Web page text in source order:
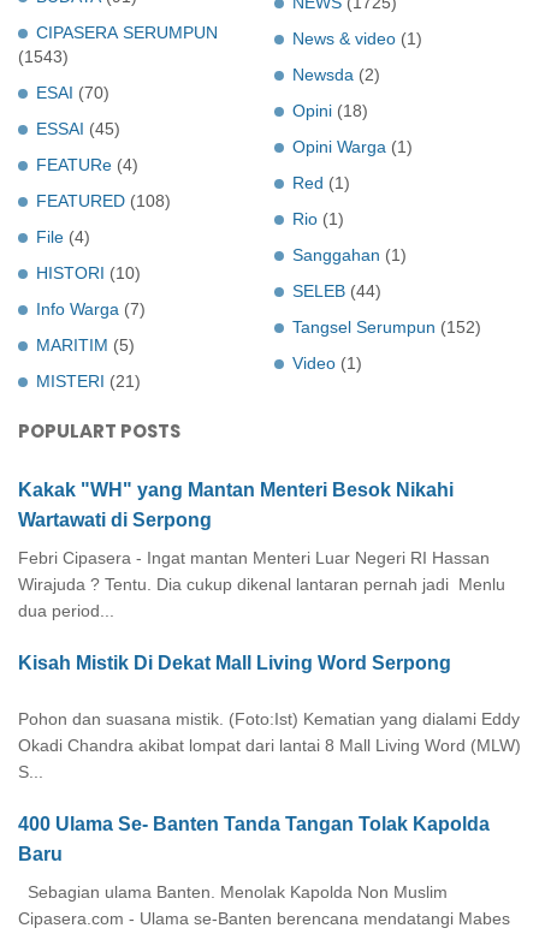
CIPASERA SERUMPUN
(1543)
ESAI (70)
ESSAI (45)
FEATURe (4)
FEATURED (108)
File (4)
HISTORI (10)
Info Warga (7)
MARITIM (5)
MISTERI (21)
News & video (1)
Newsda (2)
Opini (18)
Opini Warga (1)
Red (1)
Rio (1)
Sanggahan (1)
SELEB (44)
Tangsel Serumpun (152)
Video (1)
POPULART POSTS
Kakak "WH" yang Mantan Menteri Besok Nikahi
Wartawati di Serpong
Febri Cipasera - Ingat mantan Menteri Luar Negeri RI Hassan
Wirajuda ? Tentu. Dia cukup dikenal lantaran pernah jadi Menlu
dua period...
Kisah Mistik Di Dekat Mall Living Word Serpong
Pohon dan suasana mistik. (Foto:Ist) Kematian yang dialami Eddy
Okadi Chandra akibat lompat dari lantai 8 Mall Living Word (MLW)
S...
400 Ulama Se- Banten Tanda Tangan Tolak Kapolda
Baru
Sebagian ulama Banten. Menolak Kapolda Non Muslim
Cipasera.com - Ulama se-Banten berencana mendatangi Mabes